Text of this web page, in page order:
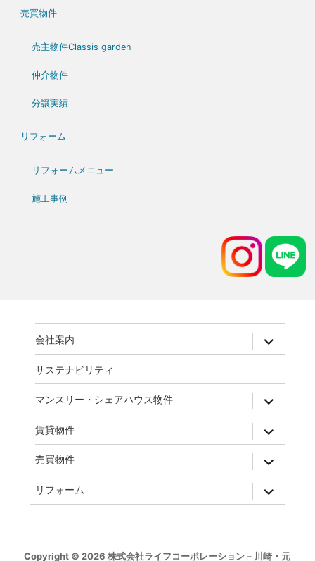
売買物件
売主物件Classis garden
仲介物件
分譲実績
リフォーム
リフォームメニュー
施工事例
会社案内 expand
child
menu
サステナビリティ
マンスリー・シェアハウス物件 expand
child
menu
賃貸物件 expand
child
menu
売買物件 expand
child
menu
リフォーム expand
child
menu
Copyright © 2026 株式会社ライフコーポレーション – 川崎・元